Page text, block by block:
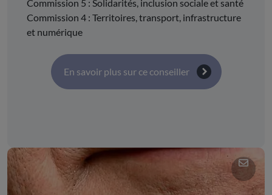
Commission 5 : Solidarités, inclusion sociale et santé
Commission 4 : Territoires, transport, infrastructure
et numérique
En savoir plus sur ce conseiller